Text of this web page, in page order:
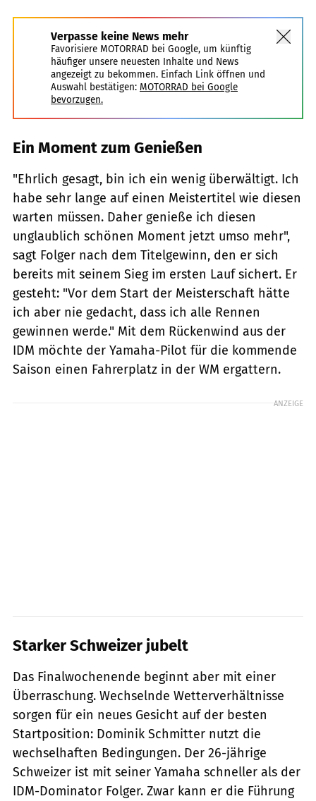
Verpasse keine News mehr
Favorisiere MOTORRAD bei Google, um künftig
häufiger unsere neuesten Inhalte und News
angezeigt zu bekommen. Einfach Link öffnen und
Auswahl bestätigen: MOTORRAD bei Google
bevorzugen.
Ein Moment zum Genießen
"Ehrlich gesagt, bin ich ein wenig überwältigt. Ich
habe sehr lange auf einen Meistertitel wie diesen
warten müssen. Daher genieße ich diesen
unglaublich schönen Moment jetzt umso mehr",
sagt Folger nach dem Titelgewinn, den er sich
bereits mit seinem Sieg im ersten Lauf sichert. Er
gesteht: "Vor dem Start der Meisterschaft hätte
ich aber nie gedacht, dass ich alle Rennen
gewinnen werde." Mit dem Rückenwind aus der
IDM möchte der Yamaha-Pilot für die kommende
Saison einen Fahrerplatz in der WM ergattern.
ANZEIGE
Starker Schweizer jubelt
Das Finalwochenende beginnt aber mit einer
Überraschung. Wechselnde Wetterverhältnisse
sorgen für ein neues Gesicht auf der besten
Startposition: Dominik Schmitter nutzt die
wechselhaften Bedingungen. Der 26-jährige
Schweizer ist mit seiner Yamaha schneller als der
IDM-Dominator Folger. Zwar kann er die Führung